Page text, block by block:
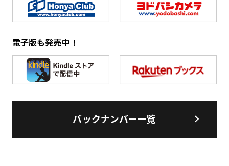
電子版も発売中！
バックナンバー一覧